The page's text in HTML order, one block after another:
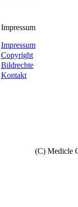
Impressum
Impressum
Copyright
Bildrechte
Kontakt
(C) Medicle